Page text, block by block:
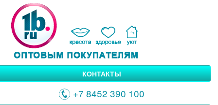
КОНТАКТЫ
+7 8452 390 100